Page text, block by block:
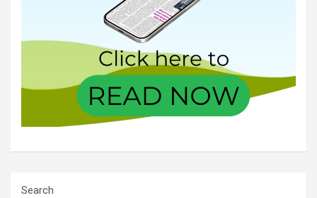
Search